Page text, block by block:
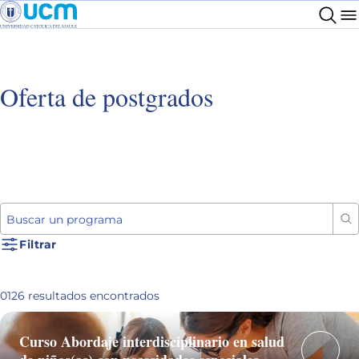
Oferta de postgrados
Buscar un programa
Filtrar
0126 resultados encontrados
Curso Abordaje interdisciplinario en salud
Filtrar
Salud
Ciencias Sociales y Económicas
Facultad